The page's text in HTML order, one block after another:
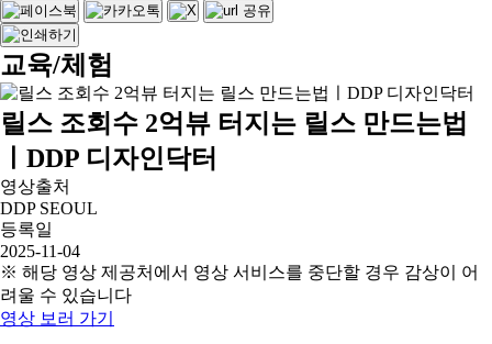
교육/체험
릴스 조회수 2억뷰 터지는 릴스 만드는법
ㅣDDP 디자인닥터
영상출처
DDP SEOUL
등록일
2025-11-04
※ 해당 영상 제공처에서 영상 서비스를 중단할 경우 감상이 어
려울 수 있습니다
영상 보러 가기